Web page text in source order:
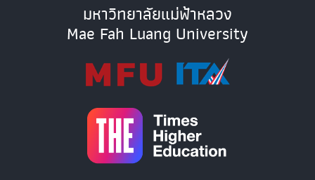
มหาวิทยาลัยแม่ฟ้าหลวง
Mae Fah Luang University